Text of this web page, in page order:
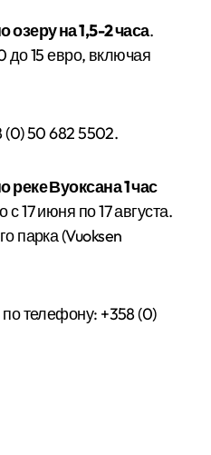
на 1,5-2 часа.
до 15 евро, включая
(0) 50 682 5502.
реке Вуоксана 1 час
17 июня по 17 августа.
парка (Vuoksen
телефону: +358 (0)